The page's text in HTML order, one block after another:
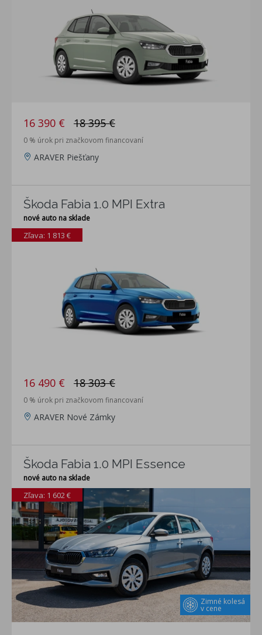
16 390 € 18 395 €
0 % úrok pri značkovom financovaní
ARAVER Piešťany
Škoda Fabia 1.0 MPI Extra
nové auto na sklade
Zľava: 1 813 €
16 490 € 18 303 €
0 % úrok pri značkovom financovaní
ARAVER Nové Zámky
Škoda Fabia 1.0 MPI Essence
nové auto na sklade
Zimné kolesá
v cene
Zľava: 1 602 €